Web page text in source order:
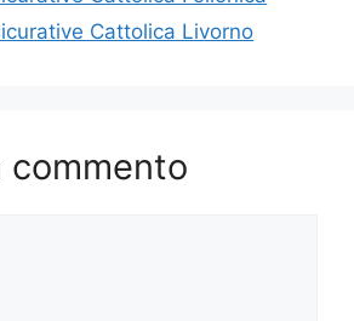
Cattolica Livorno
commento